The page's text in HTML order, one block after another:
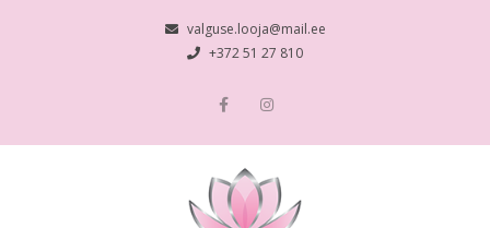
valguse.looja@mail.ee
+372 51 27 810